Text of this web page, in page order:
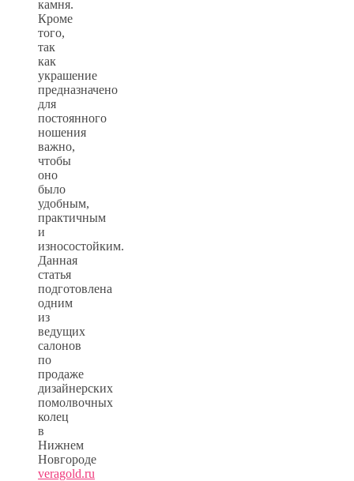
камня.
Кроме
того,
так
как
украшение
предназначено
для
постоянного
ношения
важно,
чтобы
оно
было
удобным,
практичным
и
износостойким.
Данная
статья
подготовлена
одним
из
ведущих
салонов
по
продаже
дизайнерских
помолвочных
колец
в
Нижнем
Новгороде
veragold.ru